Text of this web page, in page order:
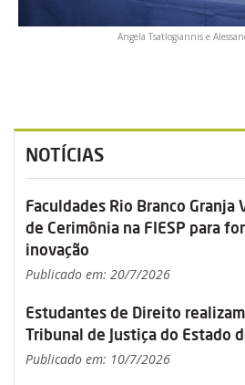
Angela Tsatlogiannis e
NOTÍCIAS
Faculdades Rio Branco Granja
de Cerimônia na FIESP para
inovação
Publicado em: 20/7/2026
Estudantes de Direito
Tribunal de Justiça do Estado
Publicado em: 10/7/2026